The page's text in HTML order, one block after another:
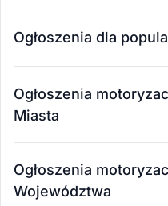
Ogłoszenia dla
Ogłoszenia
Miasta
Ogłoszenia
Województwa